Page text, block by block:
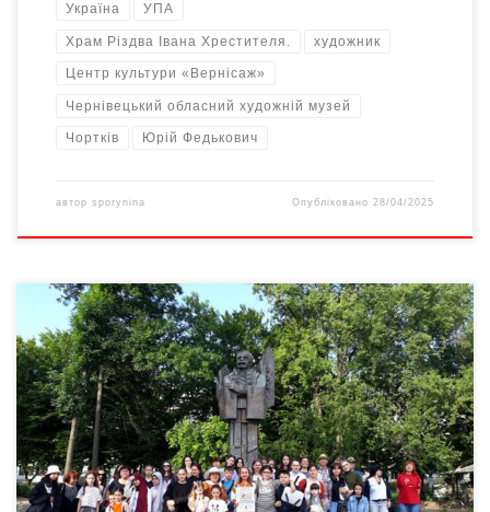
Україна УПА
Храм Різдва Івана Хрестителя. художник
Центр культури «Вернісаж»
Чернівецький обласний художній музей
Чортків Юрій Федькович
автор sporynina Опубліковано28/04/2025
Осип Юрій Федькович ( Осип Домінік Гординський де
Федькович). 8 серпня 1834, Путила — 11 січня 1888, Чернівці
— український письменник-романтик, передвісник українського
національного відродження Буковини. Народився в родині
небагатого шляхтича-службовця Адальберта Федьковича у
містечку Сторонці-Путилові на буковинській Гуцульщині (тепер
смт Путила Чернівецької області). Учився в Чернівецькій
німецькій реальній школі (1846—1848), пізніше працював у Ясах